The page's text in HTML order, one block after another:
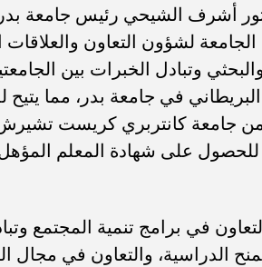
أشرف الشيحي رئيس جامعة
لشؤون التعاون والعلاقات
والبحثي وتبادل الخبرات بين
البريطاني في جامعة بدر، مما
من جامعة كانتربري كريست
في برامج تنمية المجتمع
الدراسية، والتعاون في